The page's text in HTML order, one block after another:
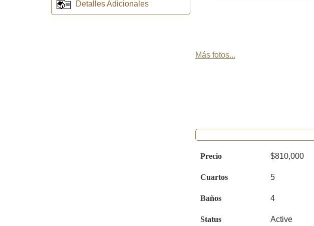
Más fotos...
Precio $810,000
Cuartos 5
Baños 4
Status Active
Detalles Adicionales